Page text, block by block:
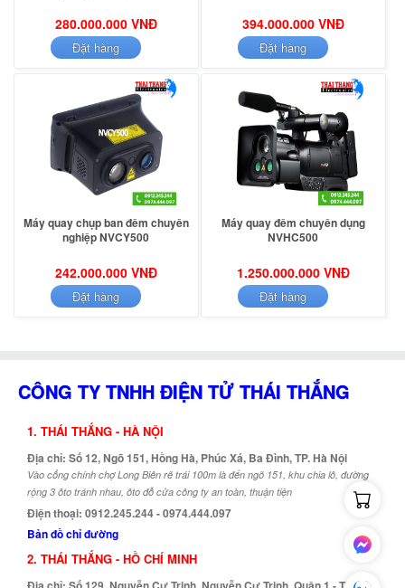
280.000.000 VNĐ
Đặt hàng
394.000.000 VNĐ
Đặt hàng
Máy quay chụp ban đêm chuyên
nghiệp NVCY500
242.000.000 VNĐ
Đặt hàng
Máy quay đêm chuyên dụng
NVHC500
1.250.000.000 VNĐ
Đặt hàng
CÔNG TY TNHH ĐIỆN TỬ THÁI THẮNG
1. THÁI THẮNG - HÀ NỘI
Địa chỉ: Số 12, Ngõ 151, Hồng Hà, Phúc Xá, Ba Đình, TP. Hà Nội
Vào cổng chính chợ Long Biên rẽ trái 100m là đến ngõ 151, khu chia lô, đường
rộng 3 ôto tránh nhau, ôto đỗ cửa công ty an toàn, thuận tiện
Điện thoại: 0912.245.244 - 0974.444.097
Bản đồ chỉ đường
2. THÁI THẮNG - HỒ CHÍ MINH